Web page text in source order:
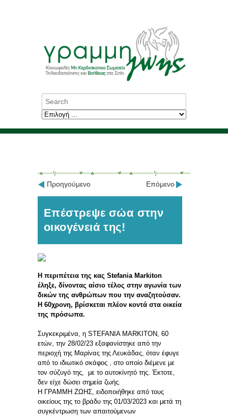
Προηγούμενο Επόμενο
Επέστρεψε σώα στην
οικογένειά της!
Η περιπέτεια της κας Stefania Markiton
έληξε, δίνοντας αίσιο τέλος στην αγωνία των
δικών της ανθρώπων που την αναζητούσαν.
Η 60χρονη, βρίσκεται πλέον κοντά στα οικεία
της πρόσωπα.
Συγκεκριμένα, η STEFANIA MARKITON, 60
ετών, την 28/02/23 εξαφανίστηκε από την
περιοχή της Μαρίνας της Λευκάδας, όταν έφυγε
από το ιδιωτικό σκάφος , στο οποίο διέμενε με
τον σύζυγό της, με το αυτοκίνητό της. Έκτοτε,
δεν είχε δώσει σημεία ζωής.
Η ΓΡΑΜΜΗ ΖΩΗΣ, ειδοποιήθηκε από τους
οικείους της το βράδυ της 01/03/2023 και μετά τη
συγκέντρωση των απαιτούμενων